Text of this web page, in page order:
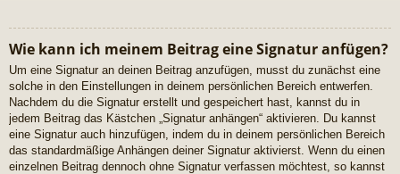
Wie kann ich meinem Beitrag eine Signatur anfügen?
Um eine Signatur an deinen Beitrag anzufügen, musst du zunächst eine
solche in den Einstellungen in deinem persönlichen Bereich entwerfen.
Nachdem du die Signatur erstellt und gespeichert hast, kannst du in
jedem Beitrag das Kästchen „Signatur anhängen“ aktivieren. Du kannst
eine Signatur auch hinzufügen, indem du in deinem persönlichen Bereich
das standardmäßige Anhängen deiner Signatur aktivierst. Wenn du einen
einzelnen Beitrag dennoch ohne Signatur verfassen möchtest, so kannst